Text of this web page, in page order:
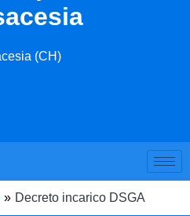
(CH)
Decreto incarico DSGA